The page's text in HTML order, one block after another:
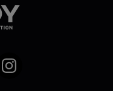
Instagram